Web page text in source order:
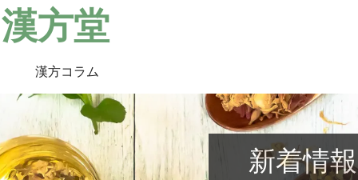
漢方堂
漢方コラム
新着情報